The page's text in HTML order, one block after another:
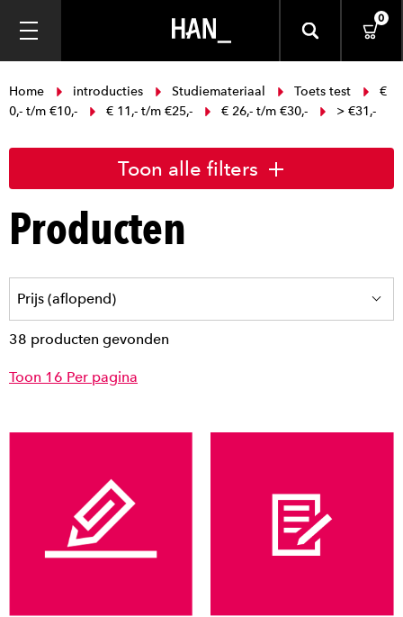
0
Home introducties Studiemateriaal Toets test
€
0,- t/m €10,-
€ 11,- t/m €25,- € 26,- t/m €30,- > €31,-
Toon alle filters
Producten
38 producten gevonden
Toon 16 Per pagina